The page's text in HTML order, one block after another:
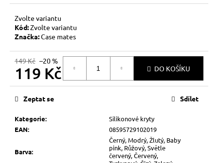
Zvolte variantu
Kód:Zvolte variantu
Značka:Case mates
149 Kč –20 %
119 Kč
Měrná
DO KOŠÍKU
Kategorie:
Silikonové kryty
EAN: 08595729102019
Barva:
Černý, Modrý, Žlutý, Baby
pink, Růžový, Světle
červený, Červený,
Zeptat se Sdílet
e
m
e